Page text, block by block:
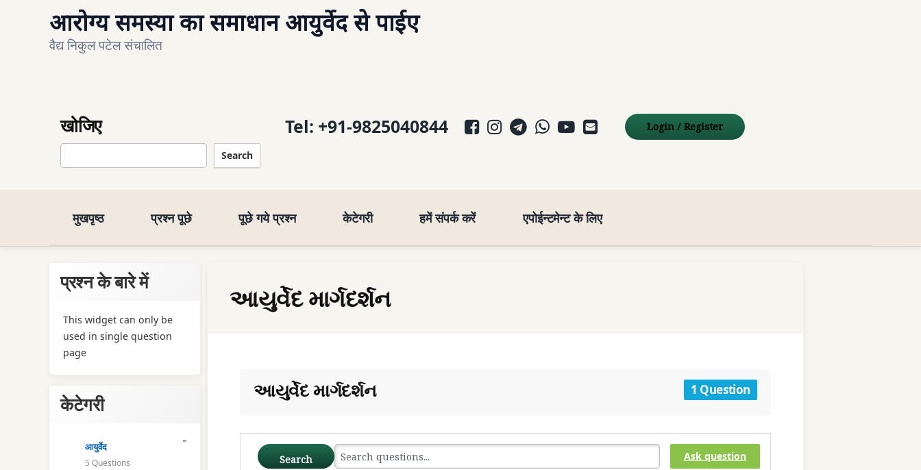
आरोग्य समस्या का समाधान आयुर्वेद से पाईए
वैद्य निकुल पटेल संचालित
खोजिए
Search
Tel: +91-9825040844 Facebook
Instagram
Telegram
WhatsApp
YouTube
E-mail Login / Register
मुखपृष्ठ प्रश्न पूछे पूछे गये प्रश्न केटेगरी हमें संपर्क करें एपोईन्टमेन्ट के लिए
આયુર્વેદ માર્ગદર્શન
આયુર્વેદ માર્ગદર્શન 1 Question
Ask question
Search
प्रश्न के बारे में
This widget can only be
used in single question
page
केटेगरी
आयुर्वेद
5 Questions